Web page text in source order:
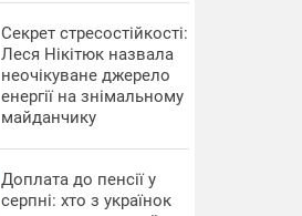
Секрет стресостійкості:
Леся Нікітюк назвала
неочікуване джерело
енергії на знімальному
майданчику
Доплата до пенсії у
серпні: хто з українок